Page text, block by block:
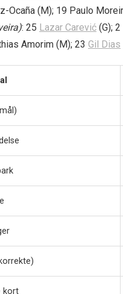
Ocaña (M); 19 Paulo
: 25 Lazar Carević (G);
Amorim (M); 23 Gil Dias
kort